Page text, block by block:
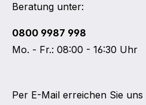
Beratung unter:
0800 9987 998
Mo. - Fr.: 08:00 - 16:30 Uhr
Per E-Mail erreichen Sie uns